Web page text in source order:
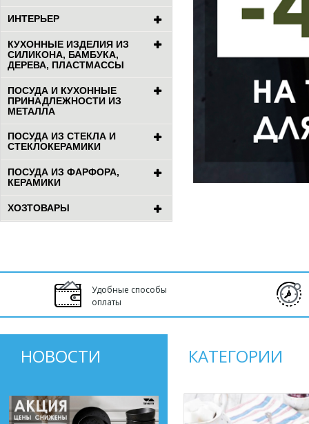
ИНТЕРЬЕР
КУХОННЫЕ ИЗДЕЛИЯ ИЗ
СИЛИКОНА, БАМБУКА,
ДЕРЕВА, ПЛАСТМАССЫ
ПОСУДА И КУХОННЫЕ
ПРИНАДЛЕЖНОСТИ ИЗ
МЕТАЛЛА
ПОСУДА ИЗ СТЕКЛА И
СТЕКЛОКЕРАМИКИ
ПОСУДА ИЗ ФАРФОРА,
КЕРАМИКИ
ХОЗТОВАРЫ
Удобные способы
оплаты
НОВОСТИ КАТЕГОРИИ